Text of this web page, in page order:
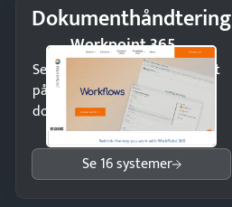
Dokumenthåndtering
Workpoint 365
Send kontrakter til underskrift
på minutter og mist ingen
dokumenter.
Se 16 systemer